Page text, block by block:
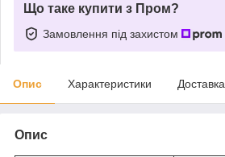
Що таке купити з Пром?
Замовлення під захистом
Опис Характеристики Доставка
Опис